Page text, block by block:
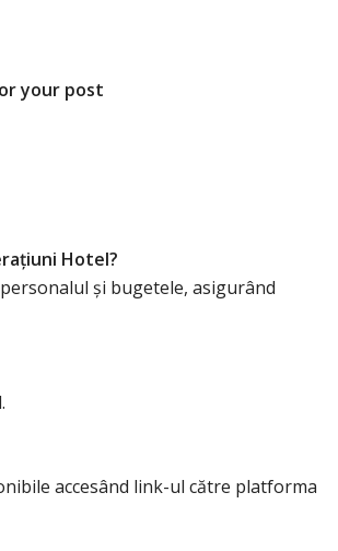
your post
Hotel?
și bugetele, asigurând
accesând link-ul către platforma